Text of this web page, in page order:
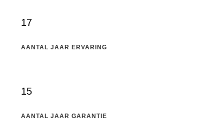
17
AANTAL JAAR ERVARING
15
AANTAL JAAR GARANTIE